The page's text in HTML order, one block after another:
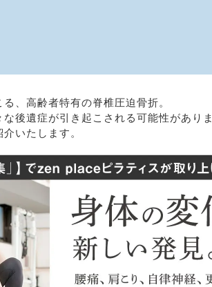
、高齢者特有の脊椎圧迫骨折。
後遺症が引き起こされる可能性があり
いたします。